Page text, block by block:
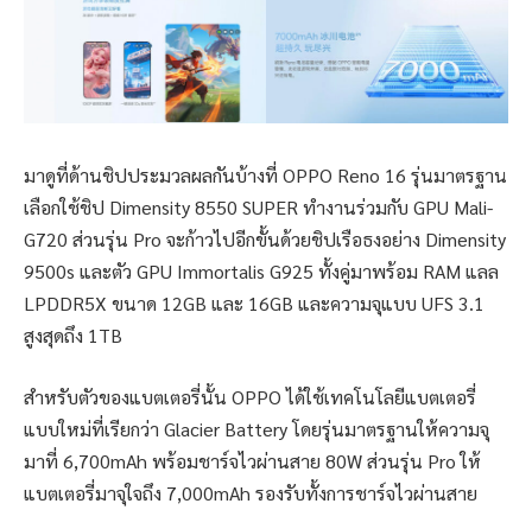
มาดูที่ด้านชิปประมวลผลกันบ้างที่ OPPO Reno 16 รุ่นมาตรฐาน
เลือกใช้ชิป Dimensity 8550 SUPER ทำงานร่วมกับ GPU Mali-
G720 ส่วนรุ่น Pro จะก้าวไปอีกขั้นด้วยชิปเรือธงอย่าง Dimensity
9500s และตัว GPU Immortalis G925 ทั้งคู่มาพร้อม RAM แลล
LPDDR5X ขนาด 12GB และ 16GB และความจุแบบ UFS 3.1
สูงสุดถึง 1TB
สำหรับตัวของแบตเตอรี่นั้น OPPO ได้ใช้เทคโนโลยีแบตเตอรี่
แบบใหม่ที่เรียกว่า Glacier Battery โดยรุ่นมาตรฐานให้ความจุ
มาที่ 6,700mAh พร้อมชาร์จไวผ่านสาย 80W ส่วนรุ่น Pro ให้
แบตเตอรี่มาจุใจถึง 7,000mAh รองรับทั้งการชาร์จไวผ่านสาย